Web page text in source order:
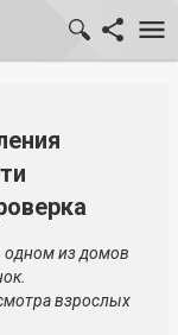
одном из домов
взрослых